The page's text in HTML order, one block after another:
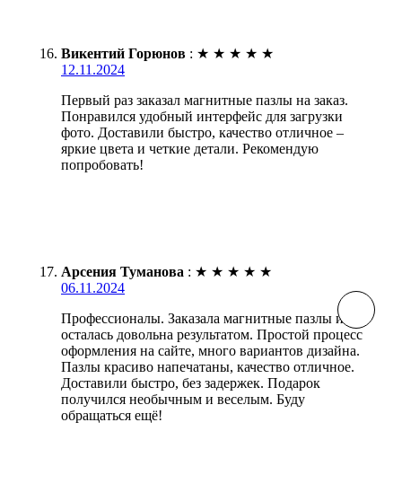
Викентий Горюнов : ★ ★ ★ ★ ★
12.11.2024
Первый раз заказал магнитные пазлы на заказ.
Понравился удобный интерфейс для загрузки
фото. Доставили быстро, качество отличное –
яркие цвета и четкие детали. Рекомендую
попробовать!
Арсения Туманова : ★ ★ ★ ★ ★
06.11.2024
Профессионалы. Заказала магнитные пазлы и
осталась довольна результатом. Простой процесс
оформления на сайте, много вариантов дизайна.
Пазлы красиво напечатаны, качество отличное.
Доставили быстро, без задержек. Подарок
получился необычным и веселым. Буду
обращаться ещё!